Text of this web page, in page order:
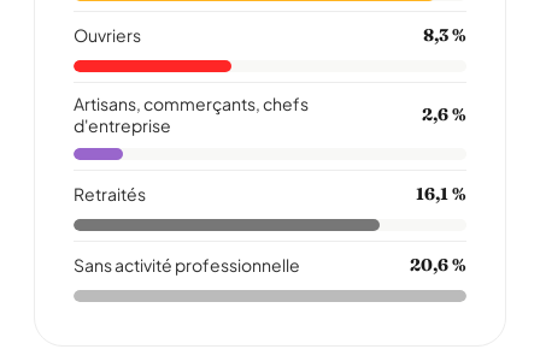
Ouvriers 8,3 %
Artisans, commerçants, chefs
d'entreprise
2,6 %
Retraités 16,1 %
Sans activité professionnelle 20,6 %